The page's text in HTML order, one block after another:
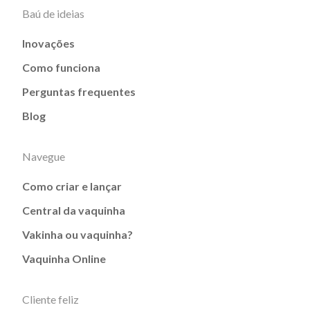
Baú de ideias
Inovações
Como funciona
Perguntas frequentes
Blog
Navegue
Como criar e lançar
Central da vaquinha
Vakinha ou vaquinha?
Vaquinha Online
Cliente feliz